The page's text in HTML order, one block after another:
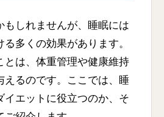
もしれませんが、睡眠には
多くの効果があります。
とは、体重管理や健康維持
えるのです。ここでは、睡
イエットに役立つのか、そ